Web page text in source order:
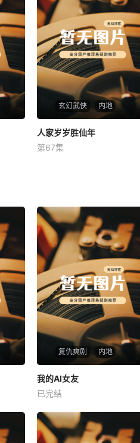
玄幻武侠 内地
人家岁岁胜仙年
未知
人家岁岁胜仙年
第67集
复仇爽剧 内地
我的AI女友
未知
我的AI女友
已完结